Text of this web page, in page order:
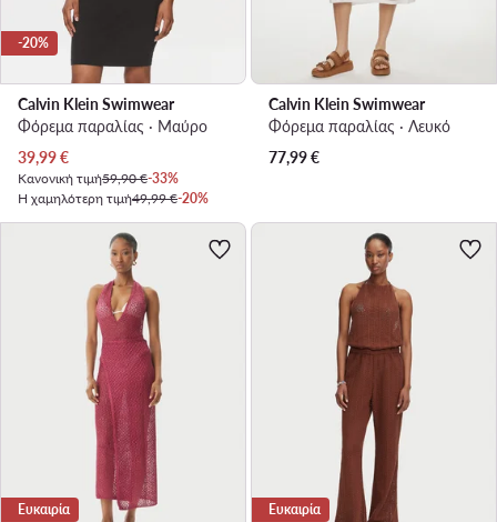
-20%
Calvin Klein Swimwear
Φόρεμα παραλίας · Μαύρο
Τρέχουσα τιμή
39,99€
Κανονική τιμή59,90 €-33%
Η χαμηλότερη τιμή49,99 €-20%
Calvin Klein Swimwear
Φόρεμα παραλίας · Λευκό
77,99€
Ευκαιρία Ευκαιρία